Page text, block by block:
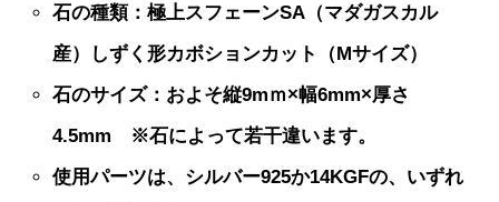
石の種類：極上スフェーンSA（マダガスカル
産）しずく形カボションカット（Mサイズ）
石のサイズ：およそ縦9mｍ×幅6mm×厚さ
4.5mm ※石によって若干違います。
使用パーツは、シルバー925か14KGFの、いずれ